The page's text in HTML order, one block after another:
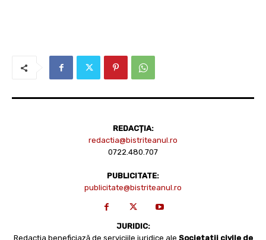
REDACȚIA:
redactia@bistriteanul.ro
0722.480.707
PUBLICITATE:
publicitate@bistriteanul.ro
JURIDIC:
Redacția beneficiază de serviciile juridice ale Societatii civile de